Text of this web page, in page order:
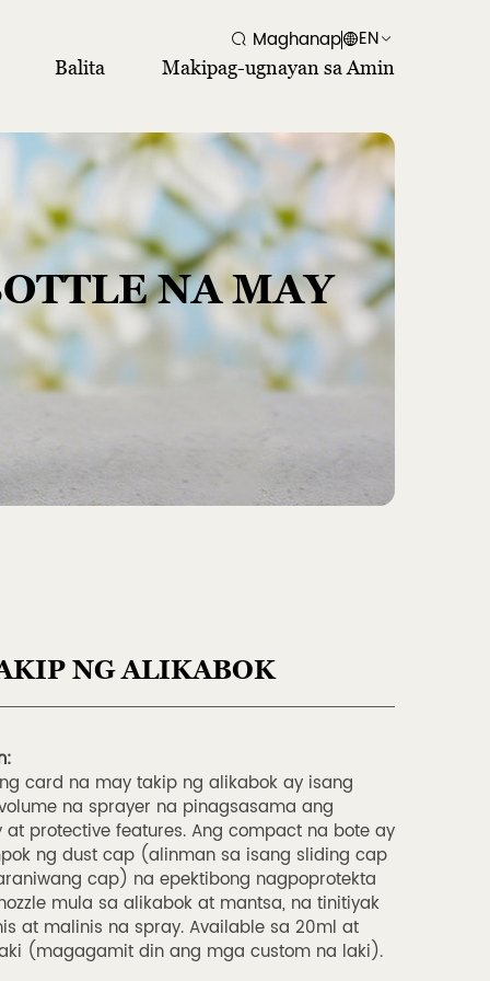
Maghanap EN
Balita Makipag-ugnayan sa Amin
NA MAY
NG ALIKABOK
card na may takip ng alikabok ay isang
na sprayer na pinagsasama ang
protective features. Ang compact na bote ay
ng dust cap (alinman sa isang sliding cap
cap) na epektibong nagpoprotekta
mula sa alikabok at mantsa, na tinitiyak
at malinis na spray. Available sa 20ml at
(magagamit din ang mga custom na laki).